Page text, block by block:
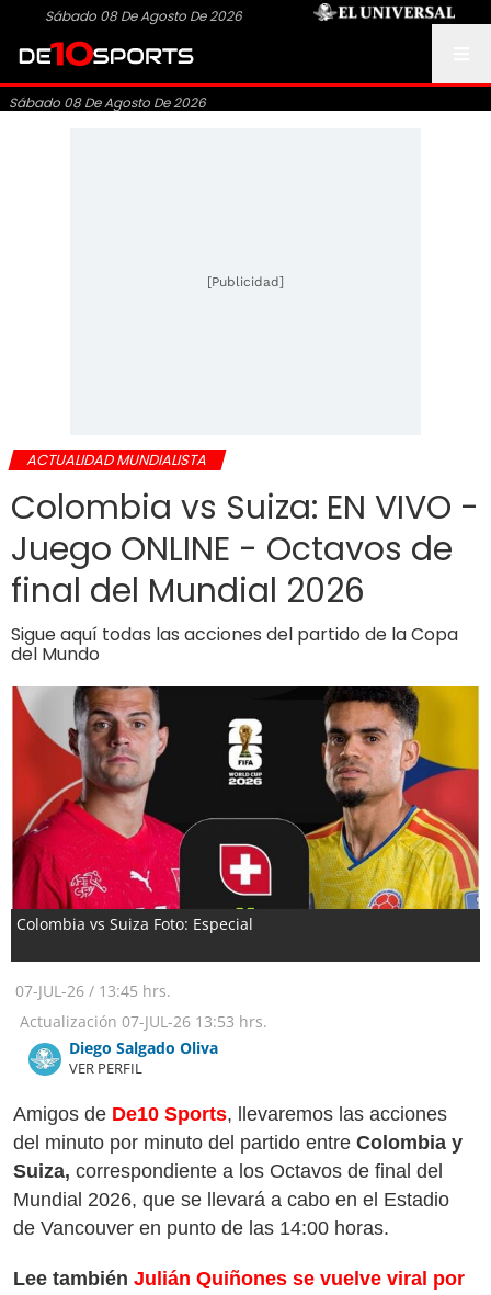
Sábado 08 De Agosto De 2026
Sábado 08 De Agosto De 2026
[Publicidad]
ACTUALIDAD MUNDIALISTA
Colombia vs Suiza: EN VIVO -
Juego ONLINE - Octavos de
final del Mundial 2026
Sigue aquí todas las acciones del partido de la Copa
del Mundo
Colombia vs Suiza Foto: Especial
07-JUL-26 / 13:45 hrs.
Actualización 07-JUL-26 13:53 hrs.
Diego Salgado Oliva
VER PERFIL
Amigos de De10 Sports, llevaremos las acciones
del minuto por minuto del partido entre Colombia y
Suiza, correspondiente a los Octavos de final del
Mundial 2026, que se llevará a cabo en el Estadio
de Vancouver en punto de las 14:00 horas.
Lee también Julián Quiñones se vuelve viral por